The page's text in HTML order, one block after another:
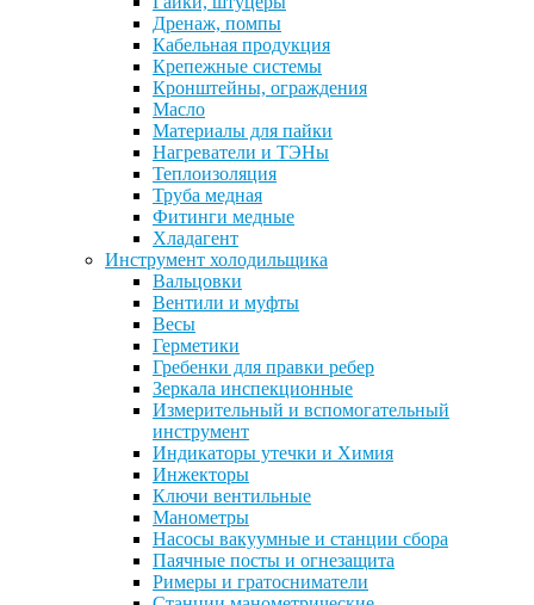
Дренаж, помпы
Кабельная продукция
Крепежные системы
Кронштейны, ограждения
Масло
Материалы для пайки
Нагреватели и ТЭНы
Теплоизоляция
Труба медная
Фитинги медные
Хладагент
Инструмент холодильщика
Вальцовки
Вентили и муфты
Весы
Герметики
Гребенки для правки ребер
Зеркала инспекционные
Измерительный и вспомогательный
инструмент
Индикаторы утечки и Химия
Инжекторы
Ключи вентильные
Манометры
Насосы вакуумные и станции сбора
Паячные посты и огнезащита
Римеры и гратосниматели